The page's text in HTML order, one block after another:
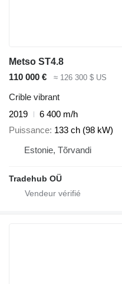
Metso ST4.8
110 000 €
≈ 126 300 $ US
Crible vibrant
2019
6 400 m/h
Puissance 133 ch (98 kW)
Estonie, Tõrvandi
Tradehub OÜ